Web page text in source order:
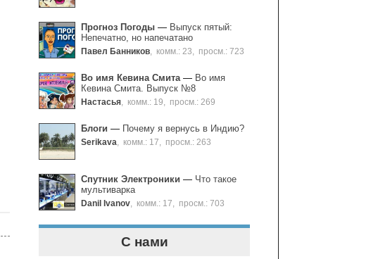
Прогноз Погоды — Выпуск пятый:
Непечатно, но напечатано
Павел Банников комм.: 23 просм.: 723
Во имя Кевина Смита— Во имя
Кевина Смита. Выпуск №8
Настасья комм.: 19 просм.: 269
Блоги — Почему я вернусь в Индию?
Serikava комм.: 17 просм.: 263
Спутник Электроники — Что такое
мультиварка
Danil Ivanov комм.: 17 просм.: 703
С нами